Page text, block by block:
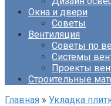
Окна и двери
Советы
Вентиляция
Советы по
Системы
Проекты
Строительные
Главная » Укладка